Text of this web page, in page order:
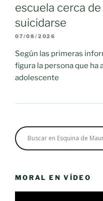
escuela cerca
suicidarse
07/08/2026
Según las primeras
figura la persona que ha
adolescente
MORAL EN VÍDEO